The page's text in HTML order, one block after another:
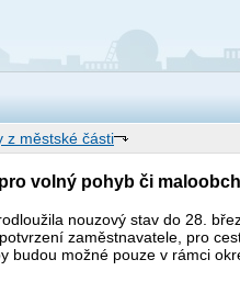
z městské části
volný pohyb či
nouzový stav do 28.
zaměstnavatele, pro
budou možné pouze v rámci